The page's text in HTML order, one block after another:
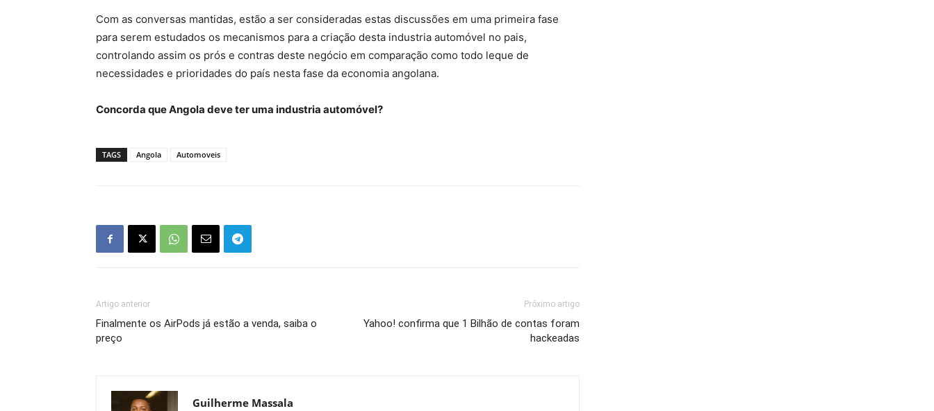
Com as conversas mantidas, estão a ser consideradas estas discussões em uma primeira fase
para serem estudados os mecanismos para a criação desta industria automóvel no pais,
controlando assim os prós e contras deste negócio em comparação como todo leque de
necessidades e prioridades do país nesta fase da economia angolana.
Concorda que Angola deve ter uma industria automóvel?
TAGS Angola Automoveis
Artigo anterior
Finalmente os AirPods já estão a venda, saiba o
preço
Próximo artigo
Yahoo! confirma que 1 Bilhão de contas foram
hackeadas
Guilherme Massala